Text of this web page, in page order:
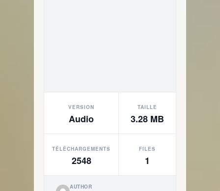
VERSION
Audio
TAILLE
3.28 MB
TÉLÉCHARGEMENTS
2548
FILES
1
AUTHOR